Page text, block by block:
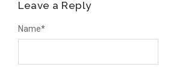
Leave a Reply
Name*